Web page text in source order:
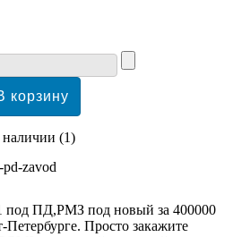
(1)
zavod
ПД,РМЗ под новый за 400000
Просто закажите